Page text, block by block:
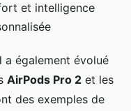
et intelligence
a également évolué
AirPods Pro 2 et les
des exemples de